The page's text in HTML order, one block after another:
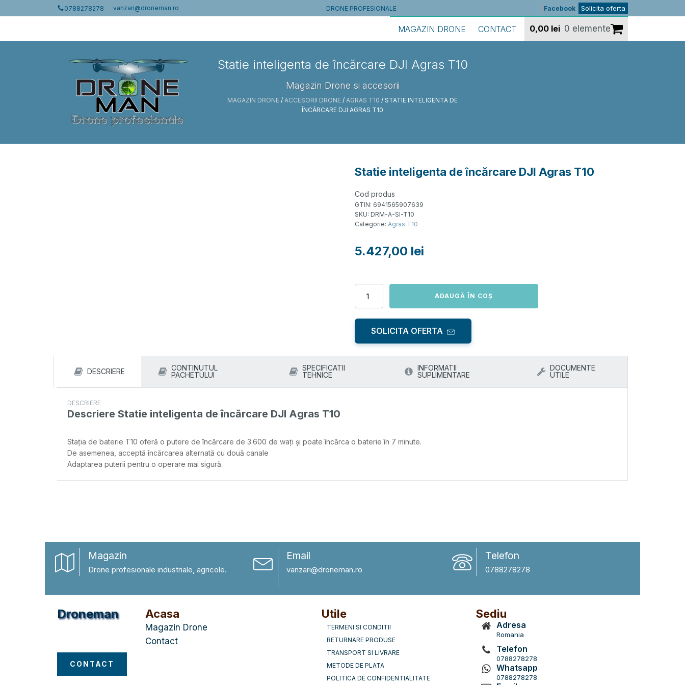
0788278278 vanzari@droneman.ro DRONE PROFESIONALE Facebook Solicita oferta
MAGAZIN DRONE CONTACT 0,00 lei 0 elemente
Statie inteligenta de încărcare DJI Agras T10
Magazin Drone si accesorii
MAGAZIN DRONE / ACCESORII DRONE / AGRAS T10 / STATIE INTELIGENTA DE
ÎNCĂRCARE DJI AGRAS T10
Statie inteligenta de încărcare DJI Agras T10
Cod produs
GTIN: 6941565907639
SKU: DRM-A-SI-T10
Categorie: Agras T10
5.427,00 lei
Cantitate
de
încărcare
DJI
ADAUGĂ ÎN COȘ
SOLICITA OFERTA
DESCRIERE
CONTINUTUL
PACHETULUI
SPECIFICATII
TEHNICE
INFORMATII
SUPLIMENTARE
DOCUMENTE
UTILE
DESCRIERE
Descriere Statie inteligenta de încărcare DJI Agras T10
Stația de baterie T10 oferă o putere de încărcare de 3.600 de wați și poate încărca o baterie în 7 minute.
De asemenea, acceptă încărcarea alternată cu două canale
Adaptarea puterii pentru o operare mai sigură.
Magazin
Drone profesionale industriale, agricole.
Email
vanzari@droneman.ro
Telefon
0788278278
Droneman
CONTACT
Acasa
Magazin Drone
Contact
Utile
TERMENI SI CONDITII
RETURNARE PRODUSE
TRANSPORT SI LIVRARE
METODE DE PLATA
POLITICA DE CONFIDENTIALITATE
Sediu
Adresa
Romania
Telefon
0788278278
Whatsapp
0788278278